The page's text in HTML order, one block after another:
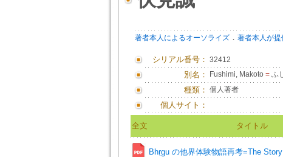
著者本人によるオーソライズ． 著者本人が提
シリアル番号： 32412
別名： Fushimi, Makoto =ふ
種類： 個人著者
個人サイト：
全文 タイトル
Bhṛgu の他界体験物語再考=The